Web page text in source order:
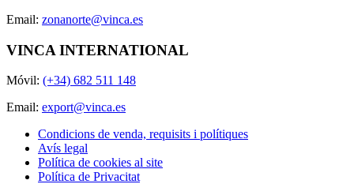
Email: zonanorte@vinca.es
VINCA INTERNATIONAL
Móvil: (+34) 682 511 148
Email: export@vinca.es
Condicions de venda, requisits i polítiques
Avís legal
Política de cookies al site
Política de Privacitat